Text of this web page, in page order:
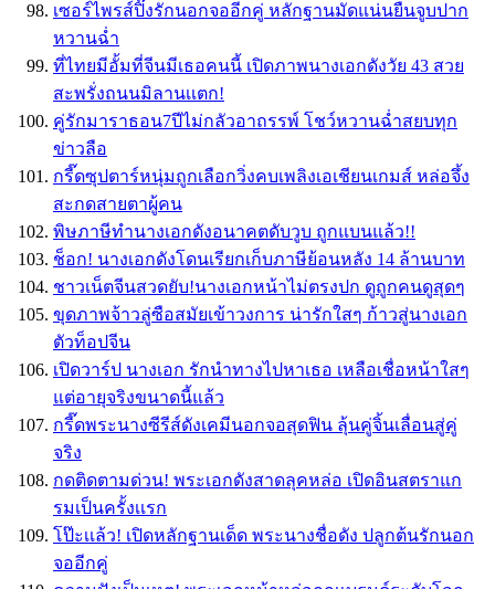
เซอร์ไพรส์ปิ๊งรักนอกจออีกคู่ หลักฐานมัดแน่นยืนจูบปาก
หวานฉ่ำ
ที่ไทยมีอั้มที่จีนมีเธอคนนี้ เปิดภาพนางเอกดังวัย 43 สวย
สะพรั่งถนนมิลานเเตก!
คู่รักมาราธอน7ปีไม่กลัวอาถรรพ์ โชว์หวานฉ่ำสยบทุก
ข่าวลือ
กรี๊ดซุปตาร์หนุ่มถูกเลือกวิ่งคบเพลิงเอเชียนเกมส์ หล่อจึ้ง
สะกดสายตาผู้คน
พิษภาษีทำนางเอกดังอนาคตดับวูบ ถูกแบนแล้ว!!
ช็อก! นางเอกดังโดนเรียกเก็บภาษีย้อนหลัง 14 ล้านบาท
ชาวเน็ตจีนสวดยับ!นางเอกหน้าไม่ตรงปก ดูถูกคนดูสุดๆ
ขุดภาพจ้าวลู่ซือสมัยเข้าวงการ น่ารักใสๆ ก้าวสู่นางเอก
ตัวท็อปจีน
เปิดวาร์ป นางเอก รักนำทางไปหาเธอ เหลือเชื่อหน้าใสๆ
แต่อายุจริงขนาดนี้แล้ว
กรี๊ดพระนางซีรีส์ดังเคมีนอกจอสุดฟิน ลุ้นคู่จิ้นเลื่อนสู่คู่
จริง
กดติดตามด่วน! พระเอกดังสาดลุคหล่อ เปิดอินสตราแก
รมเป็นครั้งเเรก
โป๊ะเเล้ว! เปิดหลักฐานเด็ด พระนางชื่อดัง ปลูกต้นรักนอก
จออีกคู่